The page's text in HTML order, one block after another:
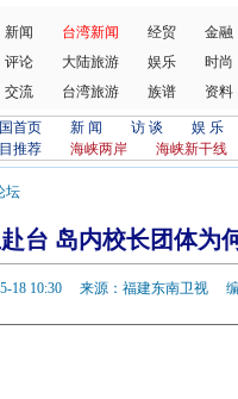
新闻 台湾新闻 经贸
金融
评论 大陆旅游 娱乐
时尚
交流 台湾旅游 族谱 资料
首页 新 闻 访 谈
娱 乐
推荐
海峡两岸 海峡新干线
坛
台 岛内校长团体为
18 10:30 来源：福建东南卫视